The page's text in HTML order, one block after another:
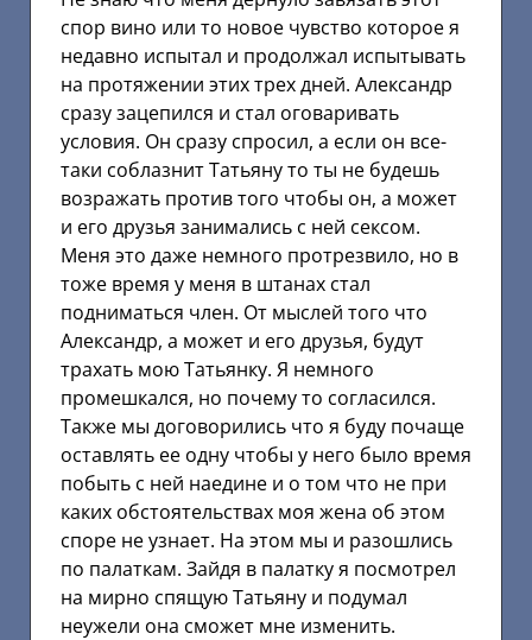
спор вино или то новое чувство которое я
недавно испытал и продолжал испытывать
на протяжении этих трех дней. Александр
сразу зацепился и стал оговаривать
условия. Он сразу спросил, а если он все-
таки соблазнит Татьяну то ты не будешь
возражать против того чтобы он, а может
и его друзья занимались с ней сексом.
Меня это даже немного протрезвило, но в
тоже время у меня в штанах стал
подниматься член. От мыслей того что
Александр, а может и его друзья, будут
трахать мою Татьянку. Я немного
промешкался, но почему то согласился.
Также мы договорились что я буду почаще
оставлять ее одну чтобы у него было время
побыть с ней наедине и о том что не при
каких обстоятельствах моя жена об этом
споре не узнает. На этом мы и разошлись
по палаткам. Зайдя в палатку я посмотрел
на мирно спящую Татьяну и подумал
неужели она сможет мне изменить.